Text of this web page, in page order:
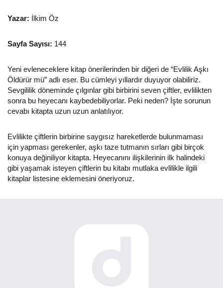
Yazar: İlkim Öz
Sayfa Sayısı: 144
Yeni evleneceklere kitap önerilerinden bir diğeri de “Evlilik Aşkı
Öldürür mü” adlı eser. Bu cümleyi yıllardır duyuyor olabiliriz.
Sevgililik döneminde çılgınlar gibi birbirini seven çiftler, evlilikten
sonra bu heyecanı kaybedebiliyorlar. Peki neden? İşte sorunun
cevabı kitapta uzun uzun anlatılıyor.
Evlilikte çiftlerin birbirine saygısız hareketlerde bulunmaması
için yapması gerekenler, aşkı taze tutmanın sırları gibi birçok
konuya değiniliyor kitapta. Heyecanını ilişkilerinin ilk halindeki
gibi yaşamak isteyen çiftlerin bu kitabı mutlaka evlilikle ilgili
kitaplar listesine eklemesini öneriyoruz.